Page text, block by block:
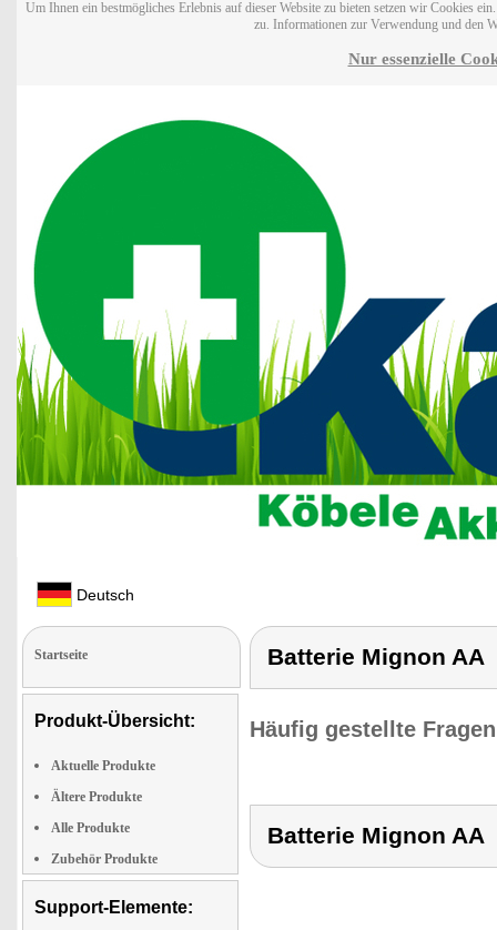
Um Ihnen ein bestmögliches Erlebnis auf dieser Website zu bieten setzen wir Cookies
zu. Informationen zur Verwendung und den
Nur essenzielle
Deutsch
Startseite
Produkt-Übersicht:
Aktuelle Produkte
Ältere Produkte
Alle Produkte
Zubehör Produkte
Support-Elemente:
Batterie Mignon AA
Häufig gestellte
Batterie Mignon AA